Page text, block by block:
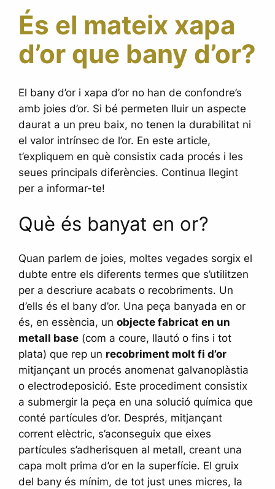
És el mateix xapa
d’or que bany d’or?
El bany d’or i xapa d’or no han de confondre’s
amb joies d’or. Si bé permeten lluir un aspecte
daurat a un preu baix, no tenen la durabilitat ni
el valor intrínsec de l’or. En este article,
t’expliquem en què consistix cada procés i les
seues principals diferències. Continua llegint
per a informar-te!
Què és banyat en or?
Quan parlem de joies, moltes vegades sorgix el
dubte entre els diferents termes que s’utilitzen
per a descriure acabats o recobriments. Un
d’ells és el bany d’or. Una peça banyada en or
és, en essència, unobjecte fabricat en un
metall base (com a coure, llautó o fins i tot
plata) que rep un recobriment molt fi d’or
mitjançant un procés anomenat galvanoplàstia
o electrodeposició. Este procediment consistix
a submergir la peça en una solució química que
conté partícules d’or. Després, mitjançant
corrent elèctric, s’aconseguix que eixes
partícules s’adherisquen al metall, creant una
capa molt prima d’or en la superfície. El gruix
del bany és mínim, de tot just unes micres, la